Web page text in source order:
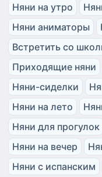
Няни на утро
Няни аниматоры
Встретить со
Приходящие няни
Няни-сиделки
Няни на лето
Няни для прогулок
Няни на вечер
Няни с испанским